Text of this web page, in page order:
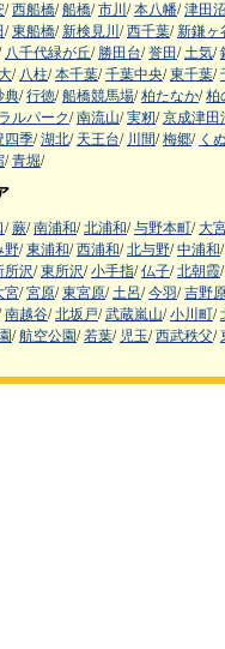
/ 西船橋/ 船橋/ 市川 / 本八幡/ 津田沼
/ 東船橋/ 新検見川 / 西千葉/ 新鎌ヶ
八千代緑が丘/ 勝田台/ 誉田/ 土気/
/ 八柱/ 本千葉/ 千葉中央/ 東千葉/
典/ 行徳/ 船橋競馬場/ 柏たなか/ 柏
ルパーク/ 南流山/ 実籾/ 京成津田
四季/ 湖北/ 天王台/ 川間/ 梅郷/ く
/ 青堀/
/ 蕨/ 南浦和/ 北浦和/ 与野本町/ 大
野/ 東浦和/ 西浦和/ 北与野/ 中浦和/
所沢/ 東所沢/ 小手指/ 仏子/ 北朝霞/
宮/ 宮原/ 東宮原/ 土呂/ 今羽/ 吉野
南越谷/ 北坂戸/ 武蔵嵐山/ 小川町/
/ 航空公園/ 若葉/ 児玉/ 西武秩父/